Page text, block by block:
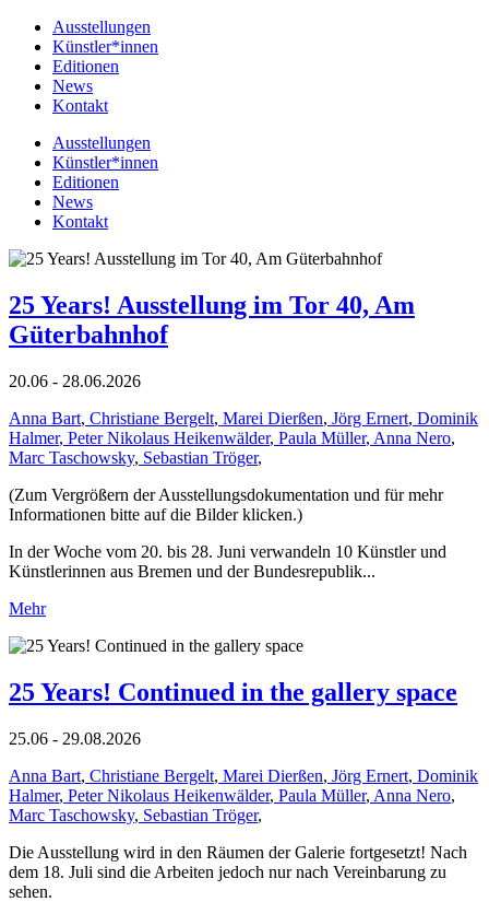
Ausstellungen
Künstler*innen
Editionen
News
Kontakt
Ausstellungen
Künstler*innen
Editionen
News
Kontakt
25 Years! Ausstellung im Tor 40, Am
Güterbahnhof
20.06 - 28.06.2026
Anna Bart, Christiane Bergelt, Marei Dierßen, Jörg Ernert, Dominik
Halmer, Peter Nikolaus Heikenwälder, Paula Müller, Anna Nero,
Marc Taschowsky, Sebastian Tröger,
(Zum Vergrößern der Ausstellungsdokumentation und für mehr
Informationen bitte auf die Bilder klicken.)
In der Woche vom 20. bis 28. Juni verwandeln 10 Künstler und
Künstlerinnen aus Bremen und der Bundesrepublik...
Mehr
25 Years! Continued in the gallery space
25.06 - 29.08.2026
Anna Bart, Christiane Bergelt, Marei Dierßen, Jörg Ernert, Dominik
Halmer, Peter Nikolaus Heikenwälder, Paula Müller, Anna Nero,
Marc Taschowsky, Sebastian Tröger,
Die Ausstellung wird in den Räumen der Galerie fortgesetzt! Nach
dem 18. Juli sind die Arbeiten jedoch nur nach Vereinbarung zu
sehen.